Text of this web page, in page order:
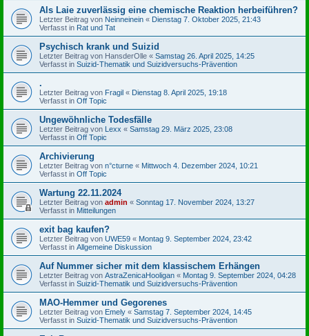
Als Laie zuverlässig eine chemische Reaktion herbeiführen?
Letzter Beitrag von Neinneinein « Dienstag 7. Oktober 2025, 21:43
Verfasst in Rat und Tat
Psychisch krank und Suizid
Letzter Beitrag von HansderOlle « Samstag 26. April 2025, 14:25
Verfasst in Suizid-Thematik und Suizidversuchs-Prävention
.
Letzter Beitrag von Fragil « Dienstag 8. April 2025, 19:18
Verfasst in Off Topic
Ungewöhnliche Todesfälle
Letzter Beitrag von Lexx « Samstag 29. März 2025, 23:08
Verfasst in Off Topic
Archivierung
Letzter Beitrag von n°cturne « Mittwoch 4. Dezember 2024, 10:21
Verfasst in Off Topic
Wartung 22.11.2024
Letzter Beitrag von admin « Sonntag 17. November 2024, 13:27
Verfasst in Mitteilungen
exit bag kaufen?
Letzter Beitrag von UWE59 « Montag 9. September 2024, 23:42
Verfasst in Allgemeine Diskussion
Auf Nummer sicher mit dem klassischem Erhängen
Letzter Beitrag von AstraZenicaHooligan « Montag 9. September 2024, 04:28
Verfasst in Suizid-Thematik und Suizidversuchs-Prävention
MAO-Hemmer und Gegorenes
Letzter Beitrag von Emely « Samstag 7. September 2024, 14:45
Verfasst in Suizid-Thematik und Suizidversuchs-Prävention